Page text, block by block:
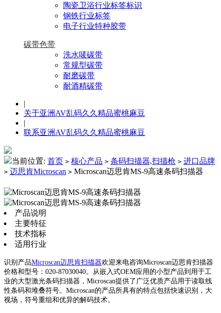
陶瓷卫浴行业标签标识
钢铁行业标签
电子行业特种胶带
碳带色带
洗水唛碳带
常规型碳带
耐磨碳带
耐酒精碳带
|
关于亚洲AV乱码久久精品蜜桃麻豆
|
联系亚洲AV乱码久久精品蜜桃麻豆
当前位置: 首页 > 核心产品 > 条码扫描器,扫描枪 > 进口品牌
> 迈思肯Microscan > Microscan迈思肯MS-9高速条码扫描器
产品说明
主要特征
技术指标
适用行业
识别产品Microscan迈思肯扫描器欢迎来电咨询Microscan迈思肯扫描器
价格和型号：020-87030040。从嵌入式OEM应用的小型产品到用于工
业的大型激光条码扫描器，Microscan提供了广泛优质产品用于读取线
性条码和堆叠符号。Microscan的产品所具有的特点包括快速识别，大
视场，符号重组和优异的解码技术。